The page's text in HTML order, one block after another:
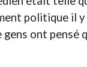
politique il
gens ont pensé